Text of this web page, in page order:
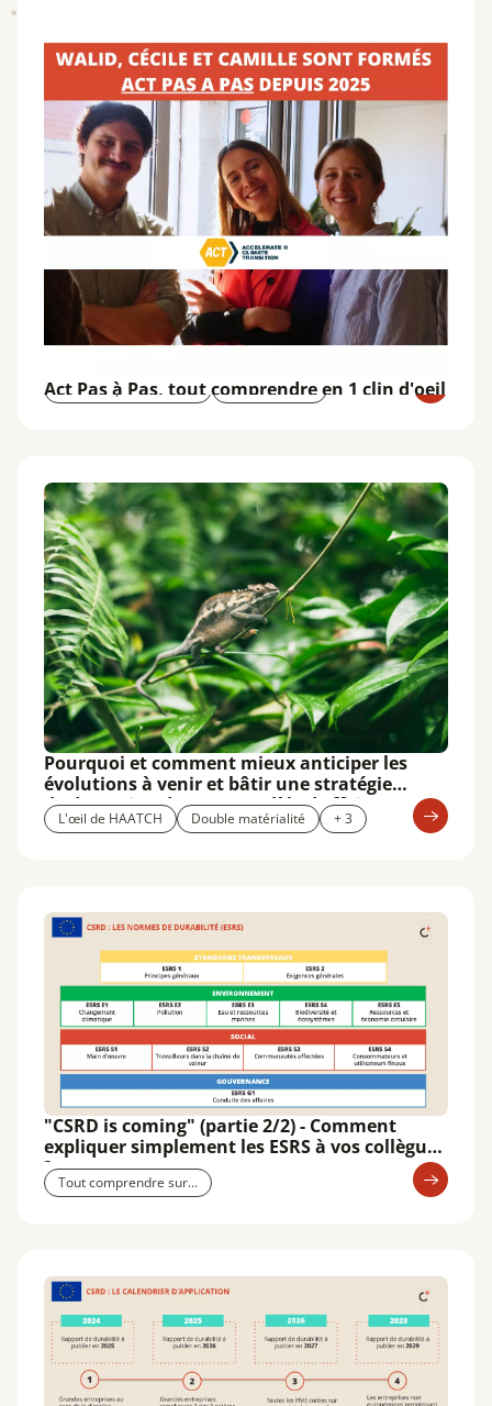
Act Pas à Pas, tout comprendre en 1 clin d'oeil
Tout comprendre sur... Bilan Carbone
Pourquoi et comment mieux anticiper les
évolutions à venir et bâtir une stratégie
d’adaptation de votre modèle d’affaires ?
L'œil de HAATCH Double matérialité + 3
"CSRD is coming" (partie 2/2) - Comment
expliquer simplement les ESRS à vos collègues
?
Tout comprendre sur...